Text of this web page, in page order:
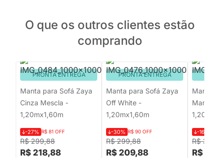
O que os outros clientes estão
comprando
PRONTA ENTREGA
Manta para Sofá Zaya
Cinza Mescla -
1,20mx1,60m
R$ 299,88
-27% R$ 81 OFF
R$ 218,88
PRONTA ENTREGA
Manta para Sofá Zaya
Off White -
1,20mx1,60m
R$ 299,88
-30% R$ 90 OFF
R$ 209,88
Manta
1,20m x
R$
-16%
R$